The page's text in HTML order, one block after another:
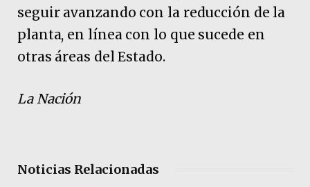
seguir avanzando con la reducción de la
planta, en línea con lo que sucede en
otras áreas del Estado.
La Nación
Noticias Relacionadas